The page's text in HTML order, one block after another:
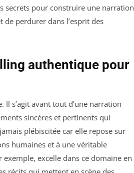
secrets pour construire une narration
de perdurer dans l’esprit des
authentique pour
s’agit avant tout d’une narration
sincères et pertinents qui
plébiscitée car elle repose sur
humaines et à une véritable
excelle dans ce domaine en